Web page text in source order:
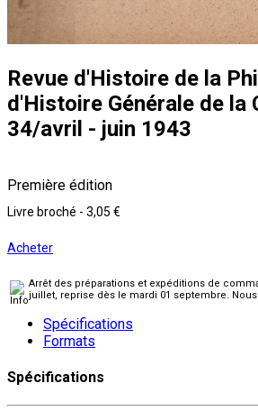
Revue d'Histoire de la
d'Histoire Générale de la
34/avril - juin 1943
Première édition
Livre broché - 3,05 €
Acheter
Arrêt des préparations et expéditions de
juillet, reprise dès le mardi 01 septembre.
Spécifications
Formats
Spécifications